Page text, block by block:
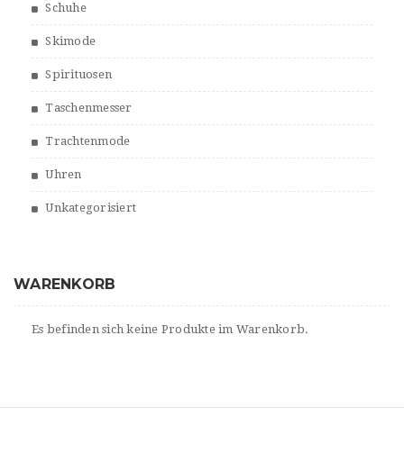
Schuhe
Skimode
Spirituosen
Taschenmesser
Trachtenmode
Uhren
Unkategorisiert
WARENKORB
Es befinden sich keine Produkte im Warenkorb.